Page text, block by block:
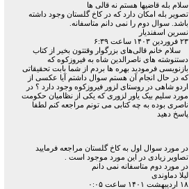
سلام بله قاضیها هستم نه قالی ها
تصویر بله امکان دارد که در کاخ گلستان وجود داشته
باشد. سوال دوم را نمی دانم متاسفانه.
نسرین اسفندیار
۲۳ فروردين ۱۴۰۳ ساعت ۶:۳۹
سلام خانم قالی‌های بزرگوار وقتتون بخیر از کتاب
دستنوشته های ناصرالدین شاه به فیروزکوه که
بازنویسی فرمودید بهره ها بردم از شما بابت تحقیقاتی
که در حال انجام آن هستم سوال داشتم آیا عکسی از
اردو شاهی در روستای لزور فیروزکوه وجود دارد ؟ در
مورد سلیم بیک یاور لزوری که یکی از نظامیان حکومت
ناصری بوده به چه کتابی می تونم مراجعه کنم لطفا
پاسخ دهید
در مورد سوال اول به کاخ گلستان مراجعه فرمایید
تصاویر زیادی در این مورد موجود است .
در مورد دوم متاسفانه نمی دانم
لیلا دماوندی
۱۸ ارديبهشت ۱۴۰۱ ساعت ۰:۰۵